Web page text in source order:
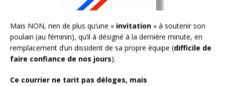
Mais NON, rien de plus qu’une « invitation » à soutenir son
poulain (au féminin), qu’il à désigné à la dernière minute, en
remplacement d’un dissident de sa propre équipe (difficile de
faire confiance de nos jours).
Ce courrier ne tarit pas déloges, mais